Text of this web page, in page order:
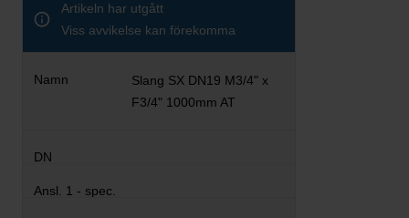
Artikeln har utgått
Viss avvikelse kan förekomma
Slang SX DN19 M3/4" x
F3/4" 1000mm AT